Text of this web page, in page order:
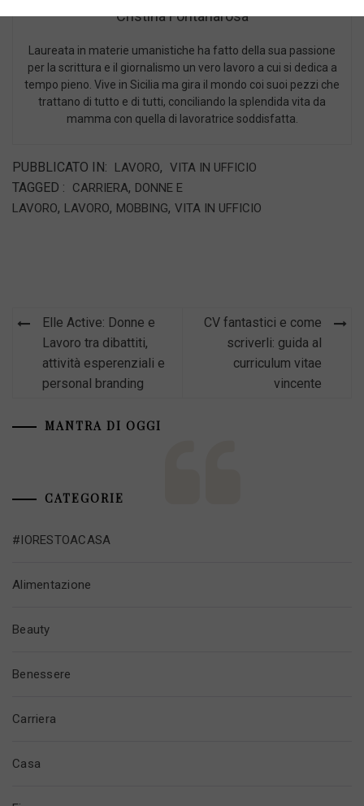
Cristina Fontanarosa
Laureata in materie umanistiche ha fatto della sua passione
per la scrittura e il giornalismo un vero lavoro a cui si dedica a
tempo pieno. Vive in Sicilia ma gira il mondo coi suoi pezzi che
trattano di tutto e di tutti, conciliando la splendida vita da
mamma con quella di lavoratrice soddisfatta.
PUBBLICATO IN: LAVORO, VITA IN UFFICIO
TAGGED : CARRIERA, DONNE E
LAVORO, LAVORO, MOBBING, VITA IN UFFICIO
Navigazione
articoli
Elle Active: Donne e
Lavoro tra dibattiti,
attività esperenziali e
personal branding
CV fantastici e come
scriverli: guida al
curriculum vitae
vincente
MANTRA DI OGGI
CATEGORIE
#IORESTOACASA
Alimentazione
Beauty
Benessere
Carriera
Casa